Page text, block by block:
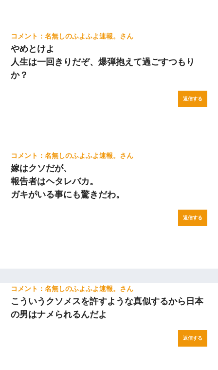
名無しのふよふよ速報。
やめとけよ
人生は一回きりだぞ、爆弾抱えて過ごすつもり
か？
返信する
名無しのふよふよ速報。
嫁はクソだが、
報告者はヘタレバカ。
ガキがいる事にも驚きだわ。
返信する
名無しのふよふよ速報。
こういうクソメスを許すような真似するから日本
の男はナメられるんだよ
返信する